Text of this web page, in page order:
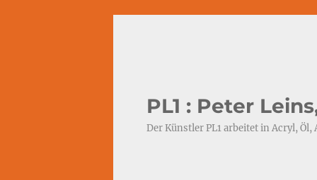
PL1 : Peter
Der Künstler PL1 arbeitet in Acryl, Öl,